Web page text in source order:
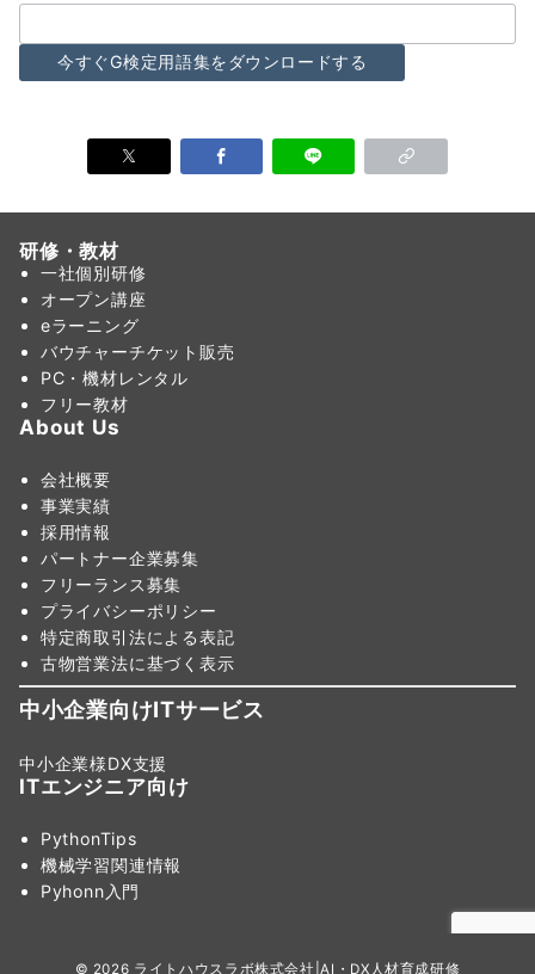
研修・教材
一社個別研修
オープン講座
eラーニング
バウチャーチケット販売
PC・機材レンタル
フリー教材
About Us
会社概要
事業実績
採用情報
パートナー企業募集
フリーランス募集
プライバシーポリシー
特定商取引法による表記
古物営業法に基づく表示
中小企業向けITサービス
中小企業様DX支援
ITエンジニア向け
PythonTips
機械学習関連情報
Pyhonn入門
© 2026 ライトハウスラボ株式会社|AI・DX人材育成研修